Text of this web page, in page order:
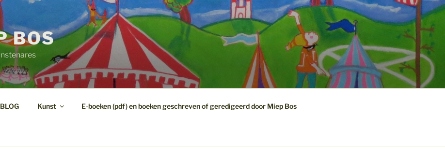
BOS
BLOG Kunst E-boeken (pdf) en boeken geschreven of geredigeerd door Miep Bos